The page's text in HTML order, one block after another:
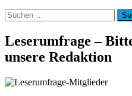
Suchen
nach:
Leserumfrage –
unsere Redaktion